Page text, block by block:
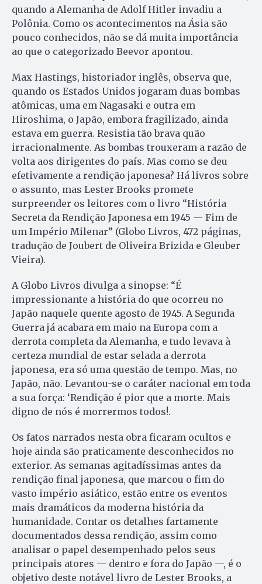
quando a Alemanha de Adolf Hitler invadiu a
Polônia. Como os acontecimentos na Ásia são
pouco conhecidos, não se dá muita importância
ao que o categorizado Beevor apontou.
Max Hastings, historiador inglês, observa que,
quando os Estados Unidos jogaram duas bombas
atômicas, uma em Nagasaki e outra em
Hiroshima, o Japão, embora fragilizado, ainda
estava em guerra. Resistia tão brava quão
irracionalmente. As bombas trouxeram a razão de
volta aos dirigentes do país. Mas como se deu
efetivamente a rendição japonesa? Há livros sobre
o assunto, mas Lester Brooks promete
surpreender os leitores com o livro “História
Secreta da Rendição Japonesa em 1945 — Fim de
um Império Milenar” (Globo Livros, 472 páginas,
tradução de Joubert de Oliveira Brizida e Gleuber
Vieira).
A Globo Livros divulga a sinopse: “É
impressionante a história do que ocorreu no
Japão naquele quente agosto de 1945. A Segunda
Guerra já acabara em maio na Europa com a
derrota completa da Alemanha, e tudo levava à
certeza mundial de estar selada a derrota
japonesa, era só uma questão de tempo. Mas, no
Japão, não. Levantou-se o caráter nacional em toda
a sua força: ‘Rendição é pior que a morte. Mais
digno de nós é morrermos todos!.
Os fatos narrados nesta obra ficaram ocultos e
hoje ainda são praticamente desconhecidos no
exterior. As semanas agitadíssimas antes da
rendição final japonesa, que marcou o fim do
vasto império asiático, estão entre os eventos
mais dramáticos da moderna história da
humanidade. Contar os detalhes fartamente
documentados dessa rendição, assim como
analisar o papel desempenhado pelos seus
principais atores — dentro e fora do Japão —, é o
objetivo deste notável livro de Lester Brooks, a